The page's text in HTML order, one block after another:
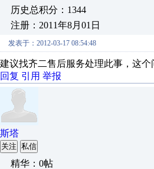
历史总积分：1344
注册：2011年8月01日
发表于：2012-03-17 08:54:48
建议找齐二售后服务处理此事，这
回复 引用 举报
斯塔
关注 私信
精华：0帖